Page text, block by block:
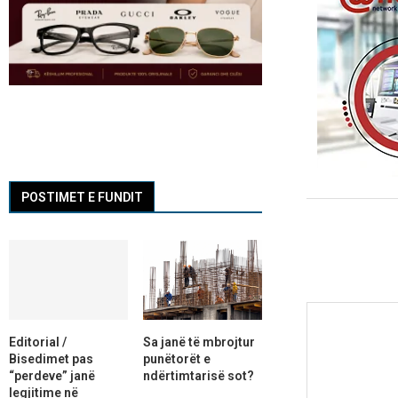
POSTIMET E FUNDIT
Editorial /
Bisedimet pas
“perdeve” janë
legjitime në
Sa janë të mbrojtur
punëtorët e
ndërtimtarisë sot?